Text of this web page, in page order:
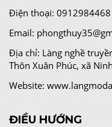
Điện thoại: 0912984468
Email:
Địa chỉ:Làng nghề
Thôn Xuân Phúc, xã
Website:
ĐIỀU HƯỚNG